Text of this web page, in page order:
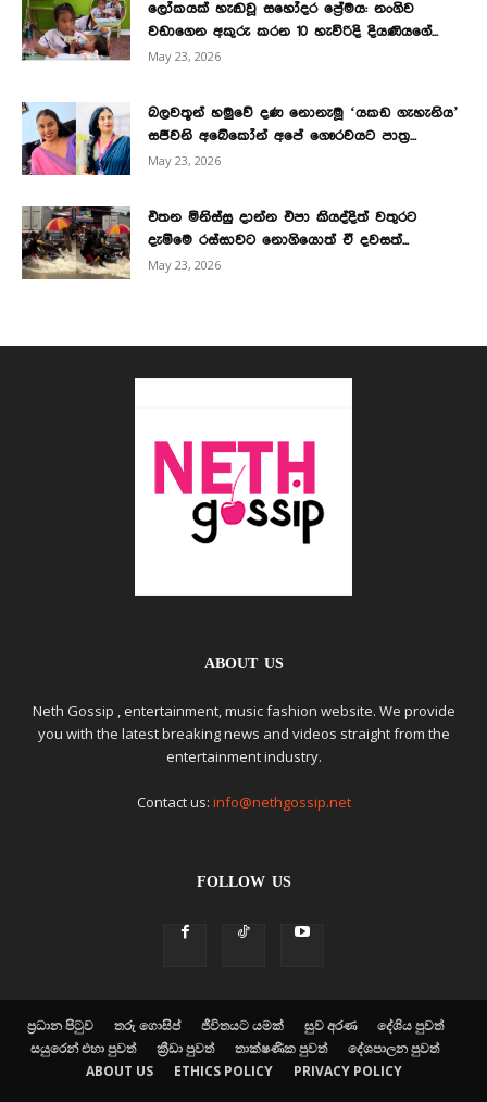
ලෝකයක් හැඬවූ සහෝදර ප්‍රේමය: නංගිව
වඩාගෙන අකුරු කරන 10 හැවිරිදි දියණියගේ...
May 23, 2026
බලවතූන් හමුවේ දණ නොනැමූ ‘යකඩ ගැහැනිය’
සජීවනි අබේකෝන් අපේ ගෞරවයට පාත්‍ර...
May 23, 2026
එතන මිනිස්සු දාන්න එපා කියද්දිත් වතුරට
දැම්මෙ රස්සාවට නොගියොත් ඒ දවසත්...
May 23, 2026
ABOUT US
Neth Gossip , entertainment, music fashion website. We provide
you with the latest breaking news and videos straight from the
entertainment industry.
Contact us: info@nethgossip.net
FOLLOW US
ප්‍රධාන පිටුව තරු ගොසිප් ජීවිතයට යමක් සුව අරණ
දේශිය පුවත්
සයුරෙන් එහා පුවත්
ක්‍රීඩා පුවත් තාක්ෂණික පුවත්
දේශපාලන පුවත්
ABOUT US
ETHICS POLICY PRIVACY POLICY